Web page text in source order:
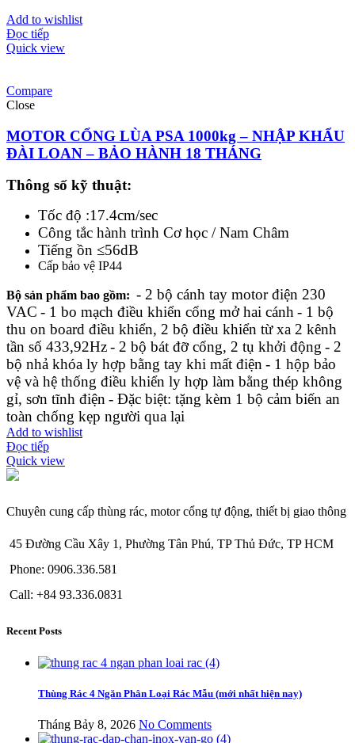
Add to wishlist
Đọc tiếp
Quick view
Compare
Close
MOTOR CỔNG LÙA PSA 1000kg – NHẬP KHẨU
ĐÀI LOAN – BẢO HÀNH 18 THÁNG
Thông số kỹ thuật:
Tốc độ :17.4cm/sec
Công tắc hành trình Cơ học / Nam Châm
Tiếng ồn ≤56dB
Cấp bảo vệ IP44
Bộ sản phẩm bao gồm: - 2 bộ cánh tay motor điện 230
VAC - 1 bo mạch điều khiển cổng mở hai cánh- 1 bộ
thu on board điều khiển, 2 bộ điều khiển từ xa 2 kênh
tần số 433,92Hz- 2 bộ bát đỡ cổng, 2 tụ khởi động - 2
bộ nhả khóa ly hợp bằng tay khi mất điện- 1 hộp bảo
vệ và hệ thống điều khiển ly hợp làm bằng thép không
gỉ, sơn tĩnh điện- Đặc biệt: tặng kèm 1 bộ cảm biến an
toàn chống kẹp người qua lại
Add to wishlist
Đọc tiếp
Quick view
Chuyên cung cấp thùng rác, motor cổng tự động, thiết bị giao thông
45 Đường Cầu Xây 1, Phường Tân Phú, TP Thủ Đức, TP HCM
Phone: 0906.336.581
Call: +84 93.336.0831
Recent Posts
Thùng Rác 4 Ngăn Phân Loại Rác Mẫu (mới nhất hiện nay)
Tháng Bảy 8, 2026 No Comments